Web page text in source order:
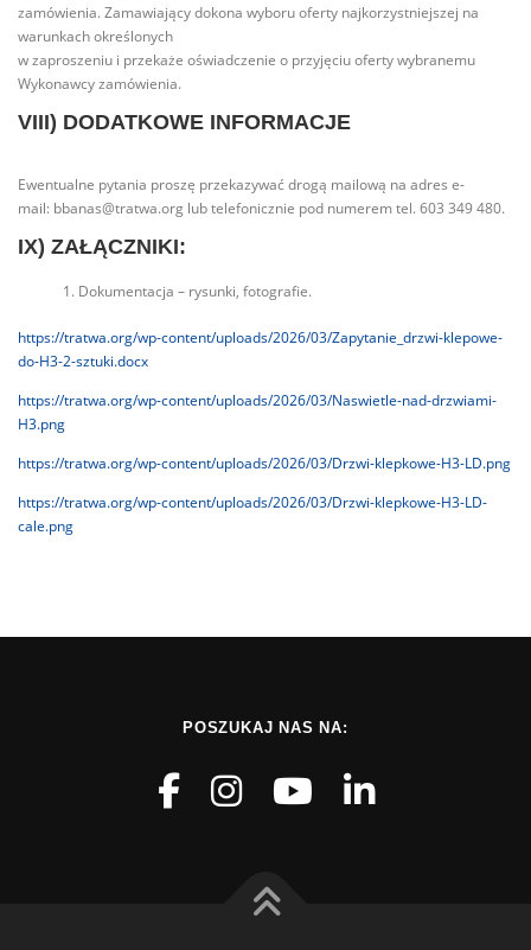
zamówienia. Zamawiający dokona wyboru oferty najkorzystniejszej na
warunkach określonych
w zaproszeniu i przekaże oświadczenie o przyjęciu oferty wybranemu
Wykonawcy zamówienia.
VIII) DODATKOWE INFORMACJE
Ewentualne pytania proszę przekazywać drogą mailową na adres e-
mail: bbanas@tratwa.org lub telefonicznie pod numerem tel. 603 349 480.
IX) ZAŁĄCZNIKI:
Dokumentacja – rysunki, fotografie.
https://tratwa.org/wp-content/uploads/2026/03/Zapytanie_drzwi-klepowe-
do-H3-2-sztuki.docx
https://tratwa.org/wp-content/uploads/2026/03/Naswietle-nad-drzwiami-
H3.png
https://tratwa.org/wp-content/uploads/2026/03/Drzwi-klepkowe-H3-LD.png
https://tratwa.org/wp-content/uploads/2026/03/Drzwi-klepkowe-H3-LD-
cale.png
POSZUKAJ NAS NA: